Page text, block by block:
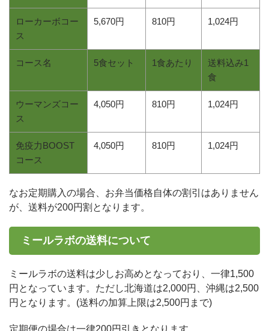
ローカーボコー
ス
5,670円 810円 1,024円
コース名 5食セット 1食あたり
送料込み1
食
ウーマンズコー
ス
4,050円 810円 1,024円
免疫力BOOST
コース
4,050円 810円 1,024円
なお定期購入の場合、お弁当価格自体の割引はありません
が、送料が200円割となります。
ミールラボの送料について
ミールラボの送料は少しお高めとなっており、一律1,500
円となっています。ただし北海道は2,000円、沖縄は2,500
円となります。(送料の加算上限は2,500円まで)
定期便の場合は一律200円引きとなります。